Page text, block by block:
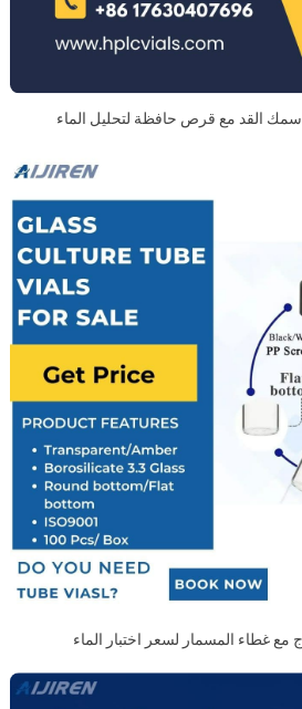
سمك القد مع قرص حافظة لتحليل الماء
مع غطاء المسمار لسعر اختبار الماء